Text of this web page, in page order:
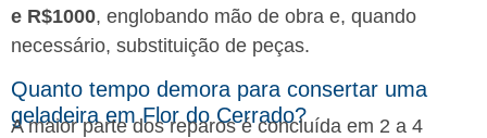
e R$1000, englobando mão de obra e, quando
necessário, substituição de peças.
Quanto tempo demora para consertar uma
geladeira em Flor do Cerrado?
A maior parte dos reparos é concluída em 2 a 4